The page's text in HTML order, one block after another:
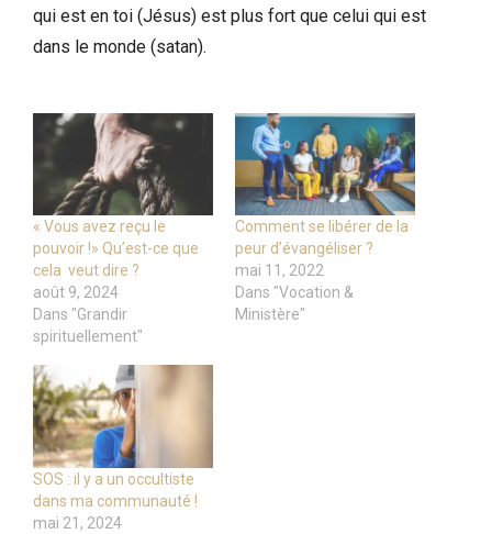
qui est en toi (Jésus) est plus fort que celui qui est
dans le monde (satan).
« Vous avez reçu le
pouvoir !» Qu’est-ce que
cela veut dire ?
août 9, 2024
Dans "Grandir
spirituellement"
Comment se libérer de la
peur d’évangéliser ?
mai 11, 2022
Dans "Vocation &
Ministère"
SOS : il y a un occultiste
dans ma communauté !
mai 21, 2024